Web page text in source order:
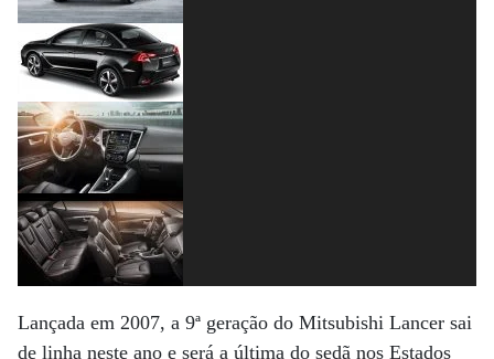
Lançada em 2007, a 9ª geração do Mitsubishi Lancer sai
de linha neste ano e será a última do sedã nos Estados